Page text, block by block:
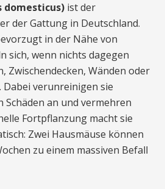
domesticus) ist der
der Gattung in Deutschland.
in der Nähe von
sich, wenn nichts dagegen
Zwischendecken, Wänden oder
verunreinigen sie
Schäden an und vermehren
Fortpflanzung macht sie
Zwei Hausmäuse können
zu einem massiven Befall